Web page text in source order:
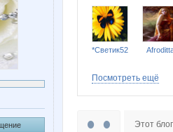
*Светик52
Посмотреть ещё
Этот